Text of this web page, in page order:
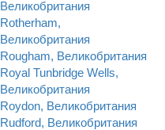
Великобритания
Rotherham,
Великобритания
Rougham, Великобритания
Royal Tunbridge Wells,
Великобритания
Roydon, Великобритания
Rudford, Великобритания